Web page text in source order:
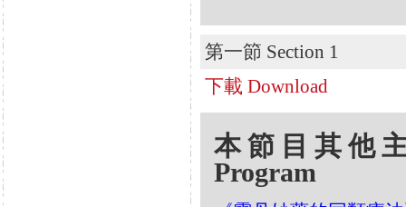
第一節 Section 1
下載 Download
本節目其他
Program